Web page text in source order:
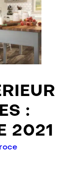
:
2021